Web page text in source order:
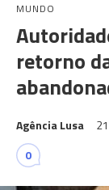
MUNDO
retorno
Agência Lusa
0